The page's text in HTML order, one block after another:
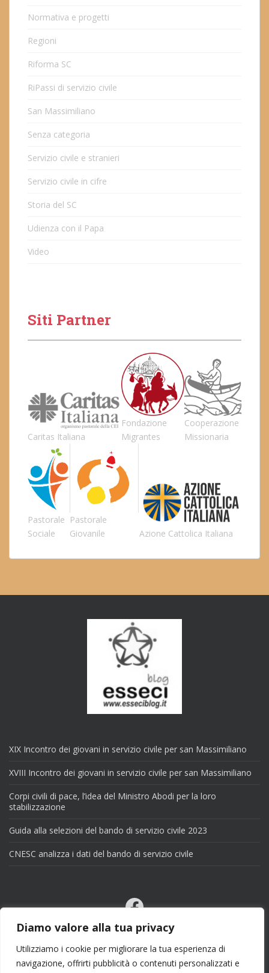
Diamo valore alla tua privacy
Utilizziamo i cookie per migliorare la tua esperienza di
navigazione, offrirti pubblicità o contenuti personalizzati e
Normativa e progetti
Regioni
Riforma SC
RiPassi di servizio civile
San Massimiliano
Senza categoria
Servizio civile e stranieri
Servizio civile in cifre
Storia del SC
Udienza con il Papa
Video
Siti Partner
Caritas Italiana
Fondazione
Migrantes
Cooperazione
Missionaria
Pastorale
Sociale
Pastorale
Giovanile
Azione Cattolica Italiana
XIX Incontro dei giovani in servizio civile per san Massimiliano
XVIII Incontro dei giovani in servizio civile per san Massimiliano
Corpi civili di pace, l’idea del Ministro Abodi per la loro
stabilizzazione
Guida alla selezioni del bando di servizio civile 2023
CNESC analizza i dati del bando di servizio civile
Facebook
Email
X